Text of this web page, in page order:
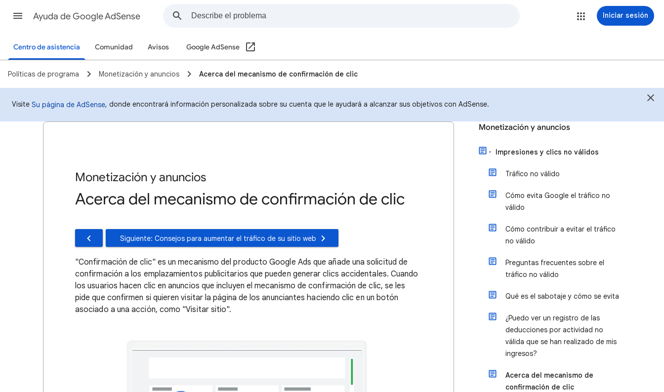
Ayuda de Google AdSense Iniciar sesión
Centro de asistencia Comunidad Avisos Google AdSense
Políticas de programa Monetización y anuncios Acerca del mecanismo de confirmación de clic
Visite Su página de AdSense, donde encontrará información personalizada sobre su cuenta que le ayudará a alcanzar sus objetivos con AdSense.
Monetización y anuncios
Acerca del mecanismo de confirmación de clic
Siguiente: Consejos para aumentar el tráfico de su sitio web
"Confirmación de clic" es un mecanismo del producto Google Ads que añade una solicitud de
confirmación a los emplazamientos publicitarios que pueden generar clics accidentales. Cuando
los usuarios hacen clic en anuncios que incluyen el mecanismo de confirmación de clic, se les
pide que confirmen si quieren visitar la página de los anunciantes haciendo clic en un botón
asociado a una acción, como "Visitar sitio".
Monetización y anuncios
Impresiones y clics no válidos
Tráfico no válido
Cómo evita Google el tráfico no
válido
Cómo contribuir a evitar el tráfico
no válido
Preguntas frecuentes sobre el
tráfico no válido
Qué es el sabotaje y cómo se evita
¿Puedo ver un registro de las
deducciones por actividad no
válida que se han realizado de mis
ingresos?
Acerca del mecanismo de
confirmación de clic